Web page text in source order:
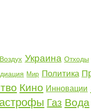
Воздух Украина Отходы
Мир Политика
Кино Инновации
Газ Вода